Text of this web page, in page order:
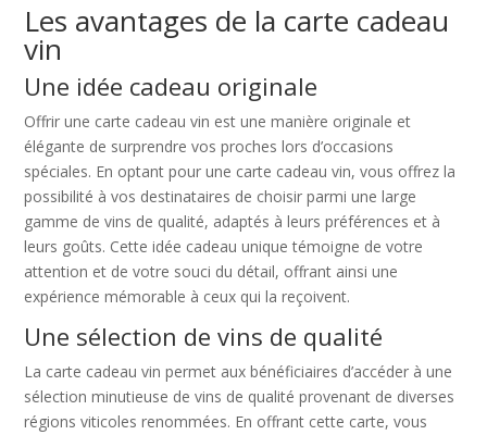
Les avantages de la carte cadeau
vin
Une idée cadeau originale
Offrir une carte cadeau vin est une manière originale et
élégante de surprendre vos proches lors d’occasions
spéciales. En optant pour une carte cadeau vin, vous offrez la
possibilité à vos destinataires de choisir parmi une large
gamme de vins de qualité, adaptés à leurs préférences et à
leurs goûts. Cette idée cadeau unique témoigne de votre
attention et de votre souci du détail, offrant ainsi une
expérience mémorable à ceux qui la reçoivent.
Une sélection de vins de qualité
La carte cadeau vin permet aux bénéficiaires d’accéder à une
sélection minutieuse de vins de qualité provenant de diverses
régions viticoles renommées. En offrant cette carte, vous